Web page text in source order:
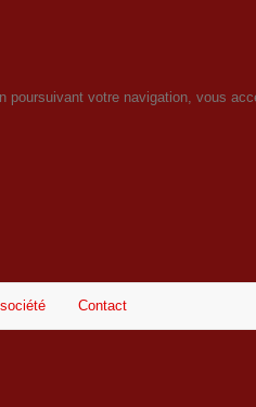
votre navigation, vous
Contact